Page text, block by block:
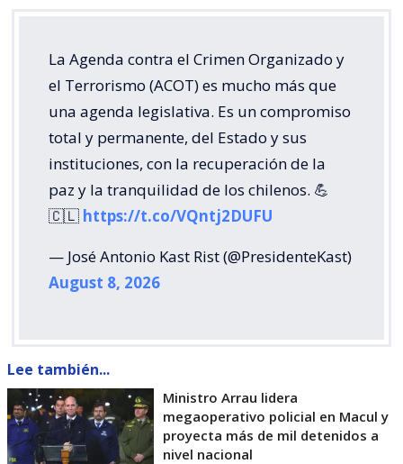
La Agenda contra el Crimen Organizado y
el Terrorismo (ACOT) es mucho más que
una agenda legislativa. Es un compromiso
total y permanente, del Estado y sus
instituciones, con la recuperación de la
paz y la tranquilidad de los chilenos. 💪
🇨🇱 https://t.co/VQntj2DUFU
— José Antonio Kast Rist (@PresidenteKast)
August 8, 2026
Lee también...
Ministro Arrau lidera
megaoperativo policial en Macul y
proyecta más de mil detenidos a
nivel nacional